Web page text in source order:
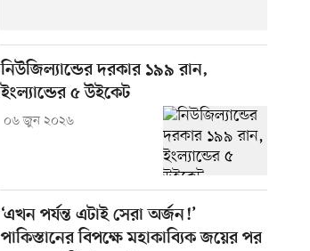
নিউজিল্যান্ডের দরকার ১৯৯ রান,
ইংল্যান্ডের ৫ উইকেট
০৬ জুন ২০২৬
‘এখন পর্যন্ত এটাই সেরা অর্জন!’
পাকিস্তানের বিপক্ষে মহাকাব্যিক জয়ের পর